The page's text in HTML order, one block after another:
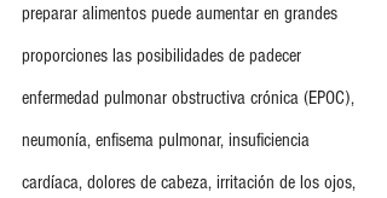
preparar alimentos puede aumentar en grandes
proporciones las posibilidades de padecer
enfermedad pulmonar obstructiva crónica (EPOC),
neumonía, enfisema pulmonar, insuficiencia
cardíaca, dolores de cabeza, irritación de los ojos,